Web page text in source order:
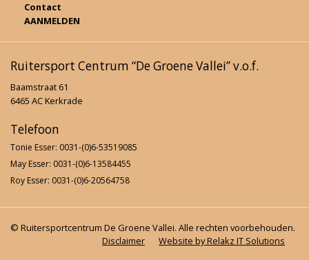
Contact
AANMELDEN
Ruitersport Centrum “De Groene Vallei” v.o.f.
Baamstraat 61
6465 AC Kerkrade
Telefoon
Tonie Esser: 0031-(0)6-53519085
May Esser: 0031-(0)6-13584455
Roy Esser: 0031-(0)6-20564758
© Ruitersportcentrum De Groene Vallei. Alle rechten voorbehouden.
Website by Relakz IT Solutions
Disclaimer